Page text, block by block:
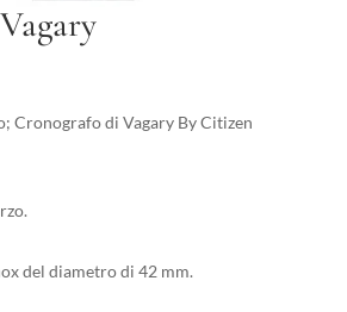
Cronografo di Vagary By Citizen
del diametro di 42 mm.